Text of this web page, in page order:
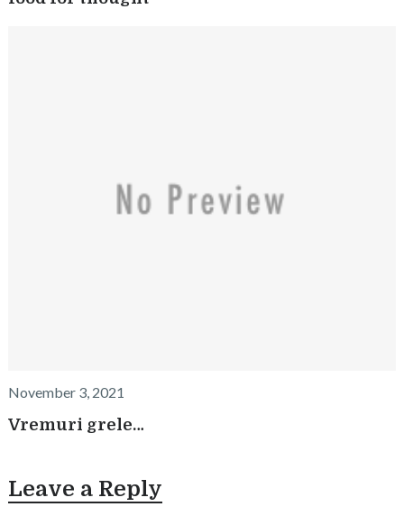
November 3, 2021
Vremuri grele…
Leave a Reply